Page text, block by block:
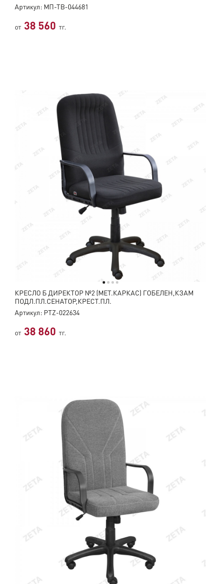
Артикул: МП-ТВ-044681
от 38 560 тг.
КРЕСЛО Б ДИРЕКТОР №2 (МЕТ.КАРКАС) ГОБЕЛЕН,КЗАМ
ПОДЛ.ПЛ.СЕНАТОР,КРЕСТ.ПЛ.
Артикул: PTZ-022634
от 38 860 тг.